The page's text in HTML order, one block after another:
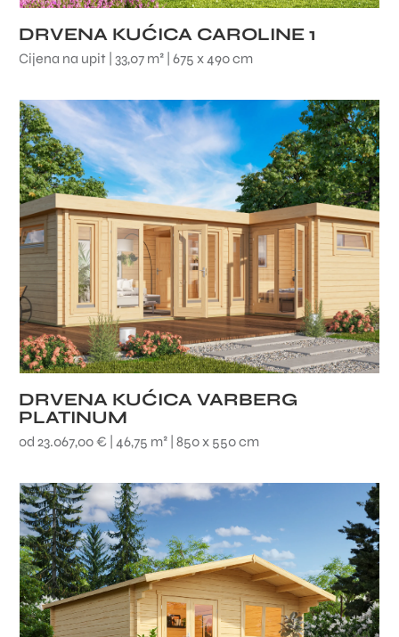
DRVENA KUĆICA CAROLINE 1
Cijena na upit | 33,07 m² | 675 x 490 cm
DRVENA KUĆICA VARBERG
PLATINUM
od 23.067,00 € | 46,75 m² | 850 x 550 cm